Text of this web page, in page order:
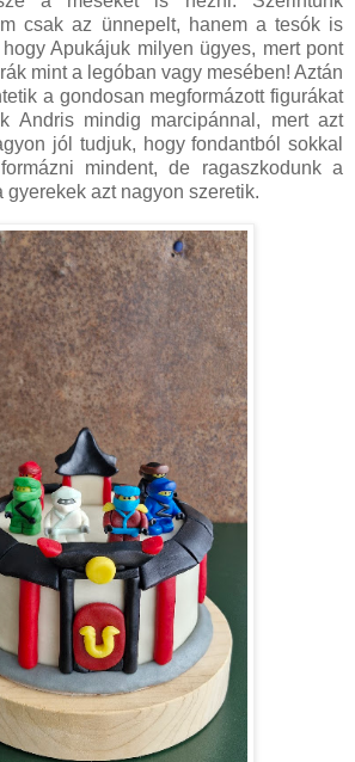
csak az ünnepelt, hanem a tesók is
Apukájuk milyen ügyes, mert pont
mint a legóban vagy mesében! Aztán
a gondosan megformázott figurákat
Andris mindig marcipánnal, mert azt
jól tudjuk, hogy fondantból sokkal
mindent, de ragaszkodunk a
gyerekek azt nagyon szeretik.